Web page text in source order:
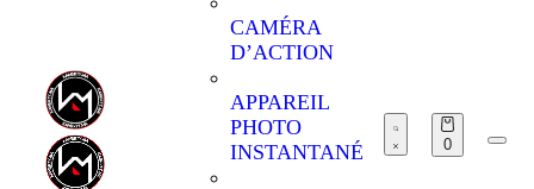
CAMÉRA
D’ACTION
APPAREIL
PHOTO
INSTANTANÉ
0